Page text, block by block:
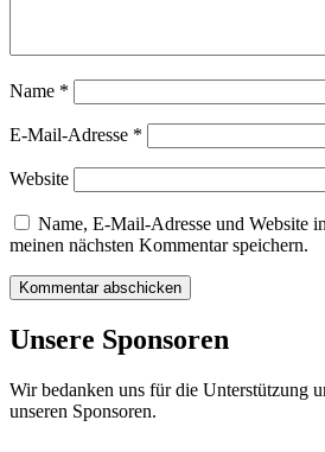
Name *
E-Mail-Adresse *
Website
Name, E-Mail-Adresse und Website
meinen nächsten Kommentar speichern.
Unsere Sponsoren
Wir bedanken uns für die Unterstützung
unseren Sponsoren.